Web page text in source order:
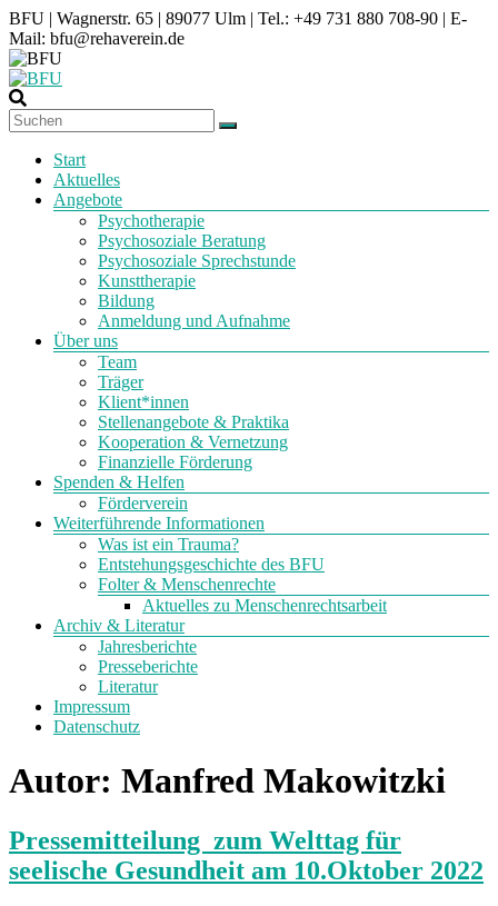
Zum
Inhalt
springen
BFU | Wagnerstr. 65 | 89077 Ulm | Tel.: +49 731 880 708-90 | E-
Mail: bfu@rehaverein.de
BFU
Behandlungszentrum
Folteropfer
Menü
Start
Aktuelles
Angebote
Psychotherapie
Psychosoziale Beratung
Psychosoziale Sprechstunde
Kunsttherapie
Bildung
Anmeldung und Aufnahme
Über uns
Team
Träger
Klient*innen
Stellenangebote & Praktika
Kooperation & Vernetzung
Finanzielle Förderung
Spenden & Helfen
Förderverein
Weiterführende Informationen
Was ist ein Trauma?
Entstehungsgeschichte des BFU
Folter & Menschenrechte
Aktuelles zu Menschenrechtsarbeit
Archiv & Literatur
Jahresberichte
Presseberichte
Literatur
Impressum
Datenschutz
Autor: Manfred Makowitzki
Pressemitteilung zum Welttag für
seelische Gesundheit am 10.Oktober 2022